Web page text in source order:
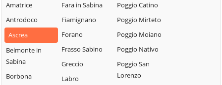
Amatrice
Antrodoco
Ascrea
Belmonte in
Sabina
Borbona
Fara in Sabina
Fiamignano
Forano
Frasso Sabino
Greccio
Labro
Poggio Catino
Poggio Mirteto
Poggio Moiano
Poggio Nativo
Poggio San
Lorenzo